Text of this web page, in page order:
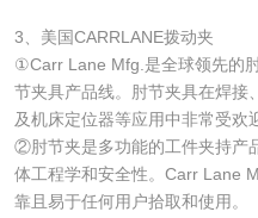
3、美国CARRLANE拨动夹
①Carr Lane Mfg.是全球领先的
节夹具产品线。肘节夹具在焊接
及机床定位器等应用中非常受欢
②肘节夹是多功能的工件夹持产
体工程学和安全性。Carr Lane
靠且易于任何用户拾取和使用。